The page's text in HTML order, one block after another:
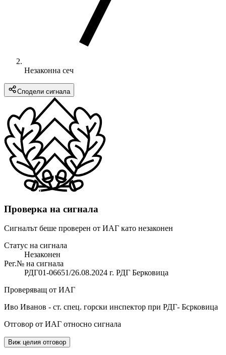
Незаконна сеч
Сподели сигнала
Проверка на сигнала
Сигналът беше проверен от ИАГ като незаконен
Статус на сигнала
Незаконен
Рег.№ на сигнала
РДГ01-06651/26.08.2024 г. РДГ Берковица
Проверяващ от ИАГ
Иво Иванов - ст. спец. горски инспектор при РДГ- Бсрковица
Отговор от ИАГ относно сигнала
Виж целия отговор